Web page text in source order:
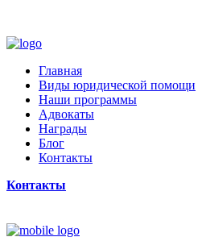
Главная
Виды юридической помощи
Наши программы
Адвокаты
Награды
Блог
Контакты
Контакты